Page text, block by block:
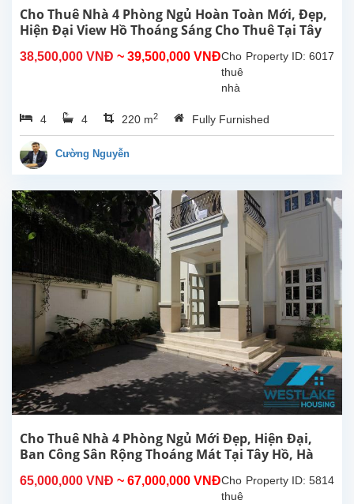
đường
Tô
Vân,
rất...
Cho Thuê Nhà 4 Phòng Ngủ Hoàn Toàn Mới, Đẹp,
Hiện Đại View Hồ Thoáng Sáng Cho Thuê Tại Tây
38,500,000 VNĐ ~ 39,500,000 VNĐ Property ID: 6017
Cho
thuê
nhà
phòng
ngủ
hiện
đại,
công,
thoáng
tại
Tây
Hồ,
gần
Sheraton,
Hồ
Nhà...
4 4 220 m2 Fully Furnished
Cường Nguyễn
Cho Thuê Nhà 4 Phòng Ngủ Mới Đẹp, Hiện Đại,
Ban Công Sân Rộng Thoáng Mát Tại Tây Hồ, Hà
65,000,000 VNĐ ~ 67,000,000 VNĐ Property ID: 5814
Cho
thuê